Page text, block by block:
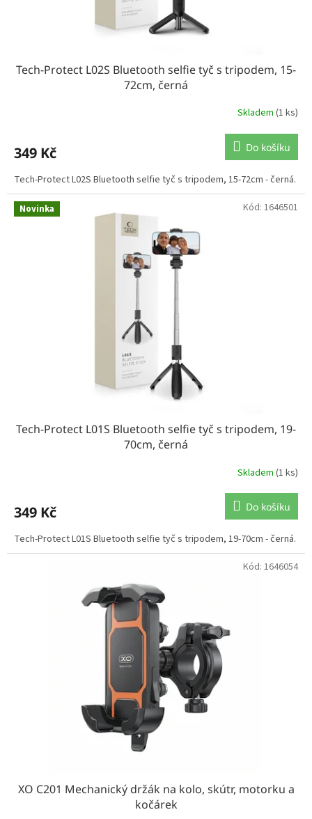
Tech-Protect L02S Bluetooth selfie tyč s tripodem, 15-
72cm, černá
Skladem (1 ks)
349 Kč Do košíku
Tech-Protect L02S Bluetooth selfie tyč s tripodem, 15-72cm - černá.
Novinka
Tech-Protect L01S Bluetooth selfie tyč s tripodem, 19-
70cm, černá
Skladem (1 ks)
349 Kč Do košíku
Tech-Protect L01S Bluetooth selfie tyč s tripodem, 19-70cm - černá.
Kód: 1646501
XO C201 Mechanický držák na kolo, skútr, motorku a
kočárek
Kód: 1646054